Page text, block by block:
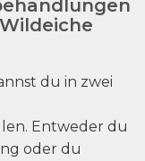
du in zwei
Entweder du
oder du